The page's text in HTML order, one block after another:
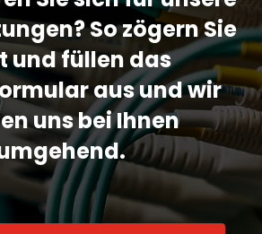
So zögern Sie
und füllen das
aus und wir
uns bei Ihnen